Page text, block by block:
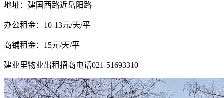
地址：建国西路近岳阳路
办公租金：10-13元/天/平
商铺租金：15元/天/平
建业里物业出租招商电话021-51693310